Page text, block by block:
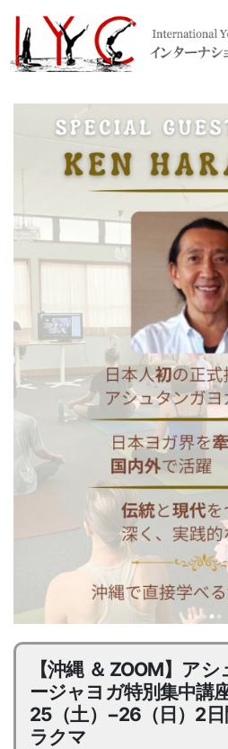
【沖縄 ＆ ZOOM】ア
ージャヨガ特別集中講
25（土）−26（日）2
ラクマ